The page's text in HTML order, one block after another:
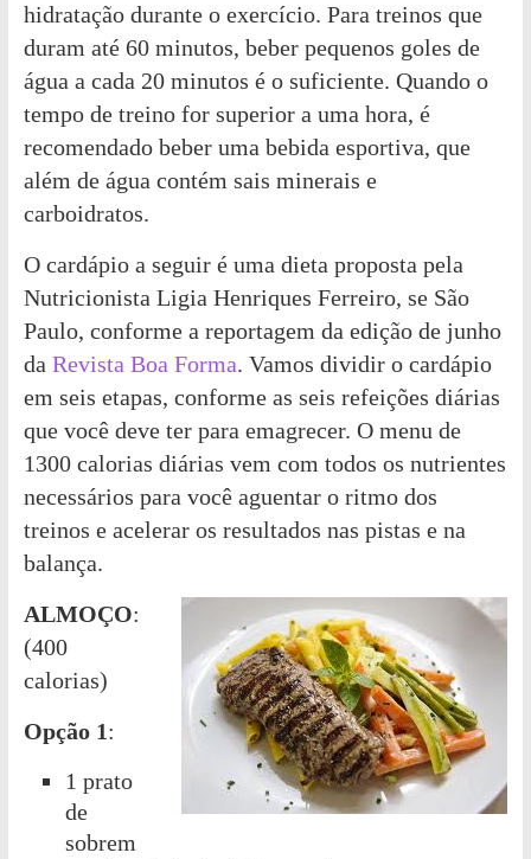
hidratação durante o exercício. Para treinos que
duram até 60 minutos, beber pequenos goles de
água a cada 20 minutos é o suficiente. Quando o
tempo de treino for superior a uma hora, é
recomendado beber uma bebida esportiva, que
além de água contém sais minerais e
carboidratos.
O cardápio a seguir é uma dieta proposta pela
Nutricionista Ligia Henriques Ferreiro, se São
Paulo, conforme a reportagem da edição de junho
da Revista Boa Forma. Vamos dividir o cardápio
em seis etapas, conforme as seis refeições diárias
que você deve ter para emagrecer. O menu de
1300 calorias diárias vem com todos os nutrientes
necessários para você aguentar o ritmo dos
treinos e acelerar os resultados nas pistas e na
balança.
ALMOÇO:
(400
calorias)
Opção 1:
1 prato
de
sobrem